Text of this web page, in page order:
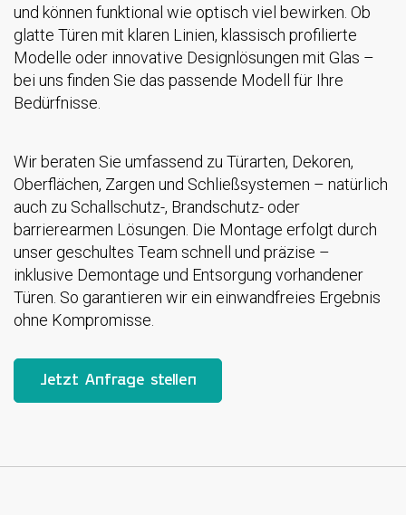
und können funktional wie optisch viel bewirken. Ob
glatte Türen mit klaren Linien, klassisch profilierte
Modelle oder innovative Designlösungen mit Glas –
bei uns finden Sie das passende Modell für Ihre
Bedürfnisse.
Wir beraten Sie umfassend zu Türarten, Dekoren,
Oberflächen, Zargen und Schließsystemen – natürlich
auch zu Schallschutz-, Brandschutz- oder
barrierearmen Lösungen. Die Montage erfolgt durch
unser geschultes Team schnell und präzise –
inklusive Demontage und Entsorgung vorhandener
Türen. So garantieren wir ein einwandfreies Ergebnis
ohne Kompromisse.
Jetzt Anfrage stellen